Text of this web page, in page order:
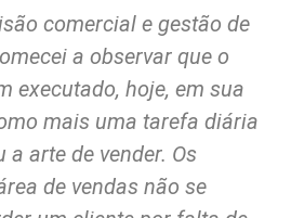
comercial e gestão de
a observar que o
executado, hoje, em sua
mais uma tarefa diária
arte de vender. Os
de vendas não se